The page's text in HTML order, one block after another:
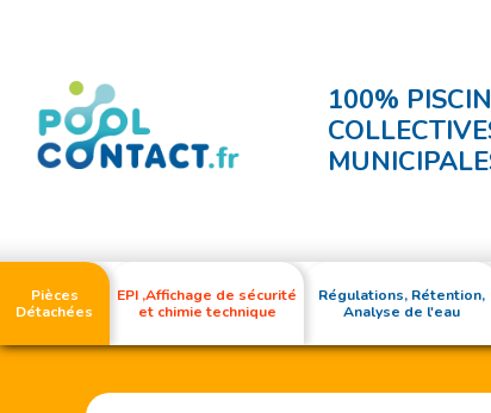
100%
Pièces
Détachées
EPI ,Affichage de sécurité
et chimie technique
Régulations, Rétention,
Analyse de l'eau